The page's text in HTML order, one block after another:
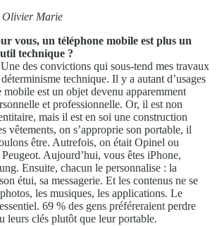
Olivier Marie
vous, un téléphone mobile est plus un
technique ?
Une des convictions qui sous-tend mes travaux
technique. Il y a autant d’usages
mobile est un objet devenu apparemment
et professionnelle. Or, il est non
mais il est en soi une construction
vêtements, on s’approprie son portable, il
être. Autrefois, on était Opinel ou
Aujourd’hui, vous êtes iPhone,
Ensuite, chacun le personnalise : la
étui, sa messagerie. Et les contenus ne se
les musiques, les applications. Le
69 % des gens préféreraient perdre
leurs clés plutôt que leur portable.